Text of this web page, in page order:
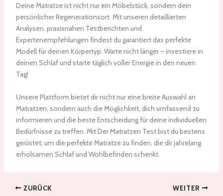
Deine Matratze ist nicht nur ein Möbelstück, sondern dein
persönlicher Regenerationsort. Mit unseren detaillierten
Analysen, praxisnahen Testberichten und
Expertenempfehlungen findest du garantiert das perfekte
Modell für deinen Körpertyp. Warte nicht länger – investiere in
deinen Schlaf und starte täglich voller Energie in den neuen
Tag!
Unsere Plattform bietet dir nicht nur eine breite Auswahl an
Matratzen, sondern auch die Möglichkeit, dich umfassend zu
informieren und die beste Entscheidung für deine individuellen
Bedürfnisse zu treffen. Mit Der Matratzen Test bist du bestens
gerüstet, um die perfekte Matratze zu finden, die dir jahrelang
erholsamen Schlaf und Wohlbefinden schenkt.
ZURÜCK WEITER